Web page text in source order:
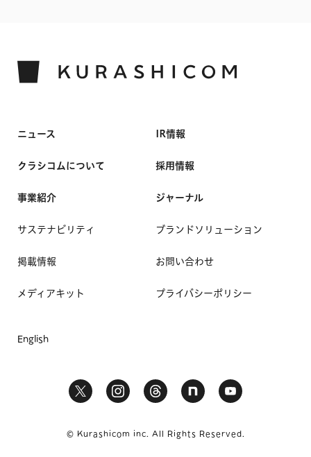
ニュース
クラシコムについて
事業紹介
IR情報
採用情報
ジャーナル
サステナビリティ
掲載情報
メディアキット
ブランドソリューション
お問い合わせ
プライバシーポリシー
English
© Kurashicom inc. All Rights Reserved.